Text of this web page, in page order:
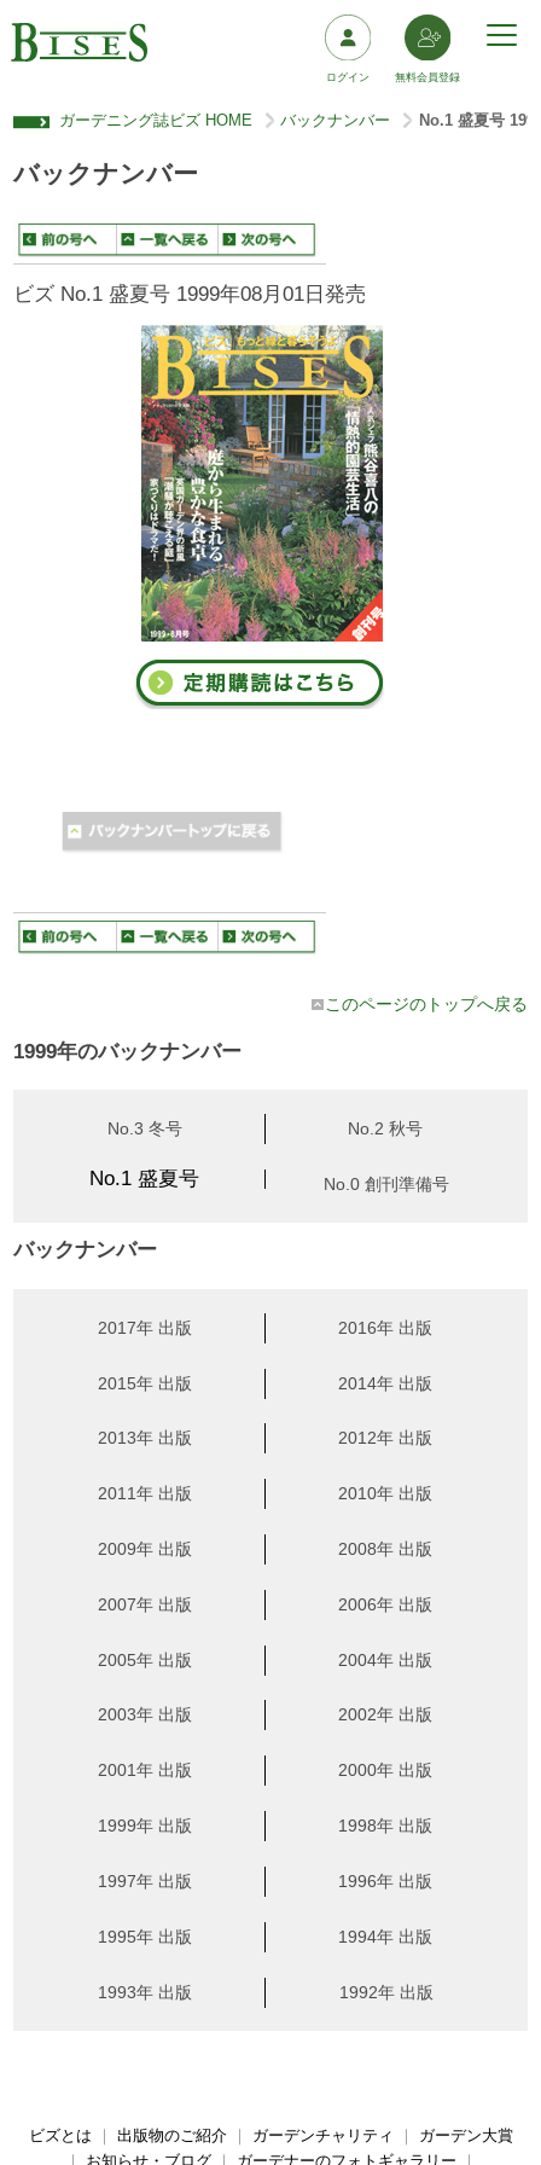
ログイン 無料会員登録
ガーデニング誌ビズ HOME > バックナンバー > No.1 盛夏号
バックナンバー
ビズ No.1 盛夏号 1999年08月01日発売
このページのトップへ戻る
1999年のバックナンバー
No.3 冬号 No.2 秋号
No.1 盛夏号 No.0 創刊準備号
バックナンバー
2017年 出版 2016年 出版
2015年 出版 2014年 出版
2013年 出版 2012年 出版
2011年 出版 2010年 出版
2009年 出版 2008年 出版
2007年 出版 2006年 出版
2005年 出版 2004年 出版
2003年 出版 2002年 出版
2001年 出版 2000年 出版
1999年 出版 1998年 出版
1997年 出版 1996年 出版
1995年 出版 1994年 出版
1993年 出版 1992年 出版
ビズとは ｜ 出版物のご紹介｜ ガーデンチャリティ ｜ ガーデン大賞
｜ お知らせ・ブログ｜ ガーデナーのフォトギャラリー ｜